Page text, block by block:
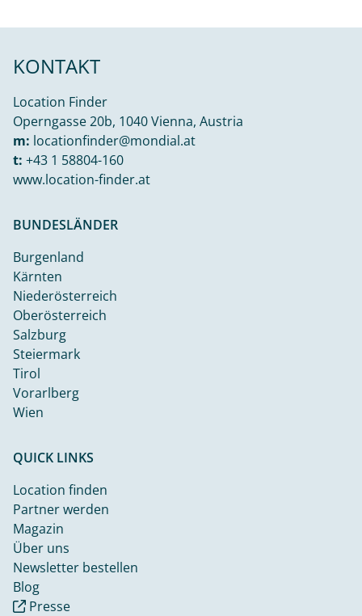
KONTAKT
Location Finder
Operngasse 20b, 1040 Vienna, Austria
m: locationfinder@mondial.at
t: +43 1 58804-160
www.location-finder.at
BUNDESLÄNDER
Burgenland
Kärnten
Niederösterreich
Oberösterreich
Salzburg
Steiermark
Tirol
Vorarlberg
Wien
QUICK LINKS
Location finden
Partner werden
Magazin
Über uns
Newsletter bestellen
Blog
Presse